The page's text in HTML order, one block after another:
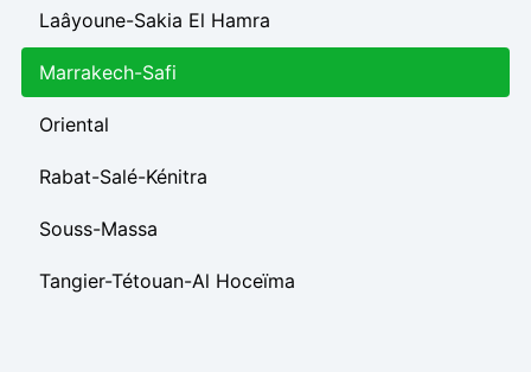
Laâyoune-Sakia El Hamra
Marrakech-Safi
Oriental
Rabat-Salé-Kénitra
Souss-Massa
Tangier-Tétouan-Al Hoceïma